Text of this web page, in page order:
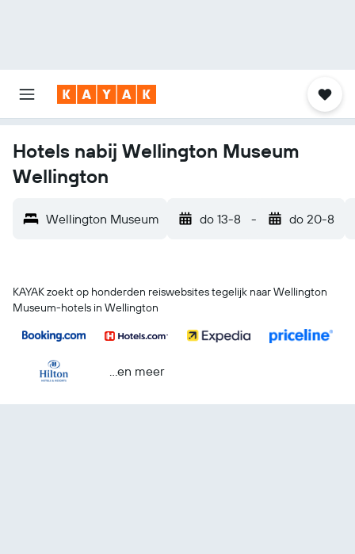
Hotels nabij Wellington Museum
Wellington
Wellington Museum do 13-8 - do 20-8
KAYAK zoekt op honderden reiswebsites tegelijk naar Wellington
Museum-hotels in Wellington
...en meer